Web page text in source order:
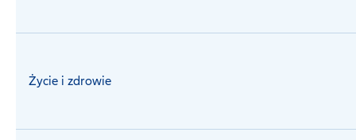
Życie i zdrowie